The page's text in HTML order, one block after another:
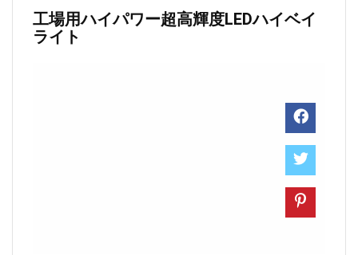
工場用ハイパワー超高輝度LEDハイベイ
ライト